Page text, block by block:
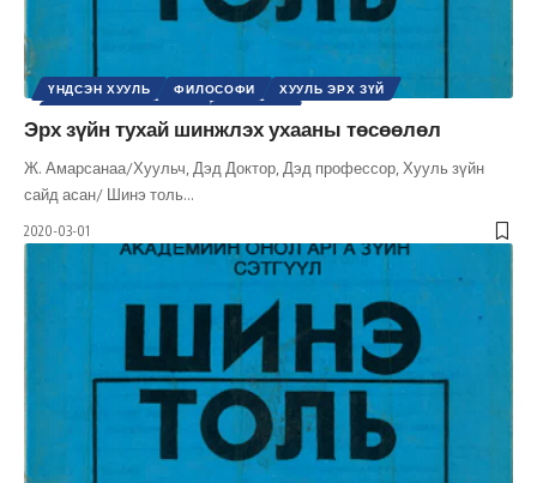
ҮНДСЭН ХУУЛЬ ФИЛОСОФИ
ХУУЛЬ ЭРХ ЗҮЙ
Эрх зүйн тухай шинжлэх ухааны төсөөлөл
Ж. Амарсанаа/Хуульч, Дэд Доктор, Дэд профессор, Хууль зүйн
сайд асан/ Шинэ толь…
2020-03-01